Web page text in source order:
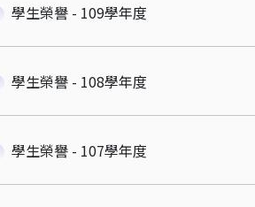
學生榮譽 - 109學年度
學生榮譽 - 108學年度
學生榮譽 - 107學年度